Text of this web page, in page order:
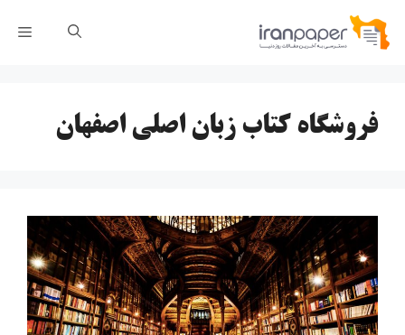
پرش
فروشگاه کتاب زبان اصلی اصفهان